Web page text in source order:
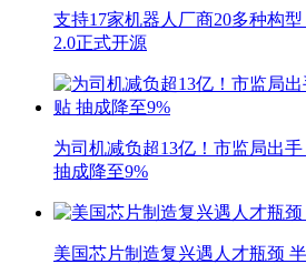
支持17家机器人厂商20多种构
2.0正式开源
为司机减负超13亿！市监局出
抽成降至9%
美国芯片制造复兴遇人才瓶颈